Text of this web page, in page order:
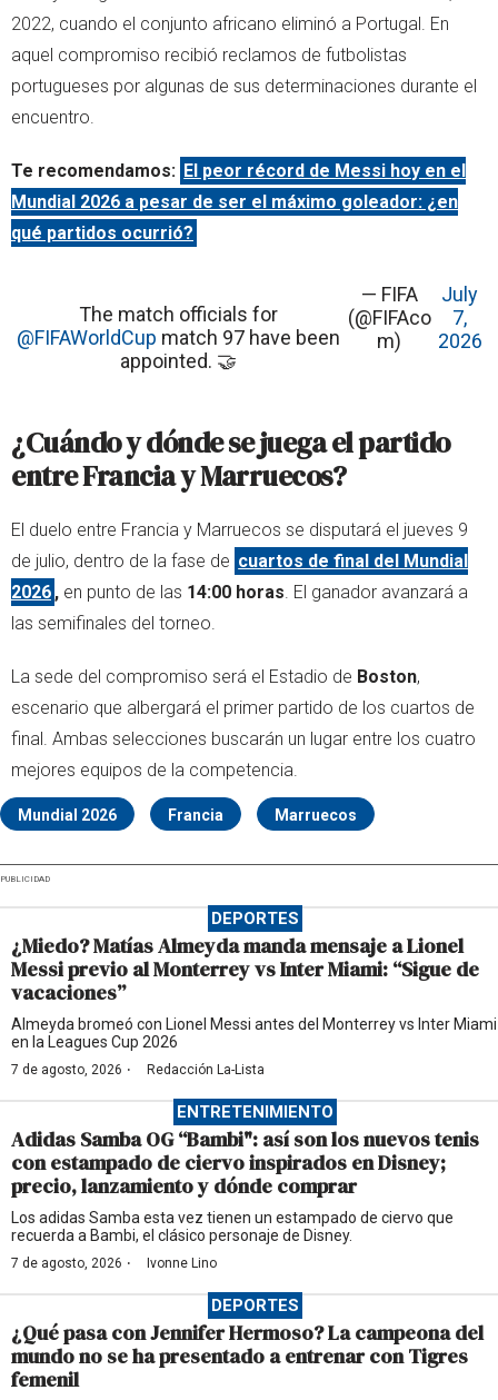
2022, cuando el conjunto africano eliminó a Portugal. En
aquel compromiso recibió reclamos de futbolistas
portugueses por algunas de sus determinaciones durante el
encuentro.
Te recomendamos: El peor récord de Messi hoy en el
Mundial 2026 a pesar de ser el máximo goleador: ¿en
qué partidos ocurrió?
The match officials for
@FIFAWorldCup match 97 have been
appointed. 🤝
— FIFA
(@FIFAco
m)
July
7,
2026
¿Cuándo y dónde se juega el partido
entre Francia y Marruecos?
El duelo entre Francia y Marruecos se disputará el jueves 9
de julio, dentro de la fase de cuartos de final del Mundial
2026 , en punto de las 14:00 horas . El ganador avanzará a
las semifinales del torneo.
La sede del compromiso será el Estadio de Boston,
escenario que albergará el primer partido de los cuartos de
final. Ambas selecciones buscarán un lugar entre los cuatro
mejores equipos de la competencia.
Mundial 2026 Francia Marruecos
PUBLICIDAD
DEPORTES
¿Miedo? Matías Almeyda manda mensaje a Lionel
Messi previo al Monterrey vs Inter Miami: “Sigue de
vacaciones”
Almeyda bromeó con Lionel Messi antes del Monterrey vs Inter Miami
en la Leagues Cup 2026
7 de agosto, 2026 · Redacción La-Lista
ENTRETENIMIENTO
Adidas Samba OG “Bambi": así son los nuevos tenis
con estampado de ciervo inspirados en Disney;
precio, lanzamiento y dónde comprar
Los adidas Samba esta vez tienen un estampado de ciervo que
recuerda a Bambi, el clásico personaje de Disney.
7 de agosto, 2026 · Ivonne Lino
DEPORTES
¿Qué pasa con Jennifer Hermoso? La campeona del
mundo no se ha presentado a entrenar con Tigres
femenil